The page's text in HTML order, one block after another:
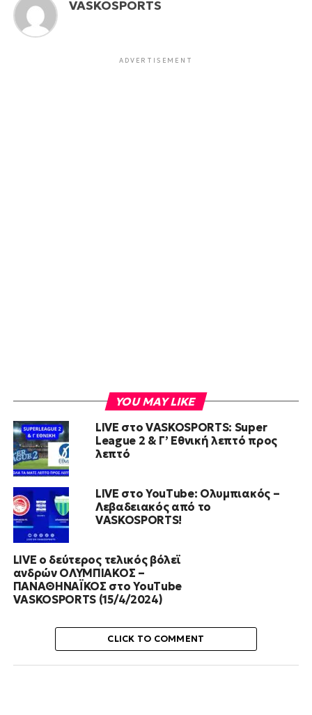
VASKOSPORTS
ADVERTISEMENT
YOU MAY LIKE
LIVE στο VASKOSPORTS: Super
League 2 & Γ’ Εθνική λεπτό προς
λεπτό
LIVE στο YouTube: Ολυμπιακός –
Λεβαδειακός από το
VASKOSPORTS!
LIVE ο δεύτερος τελικός βόλεϊ
ανδρών ΟΛΥΜΠΙΑΚΟΣ –
ΠΑΝΑΘΗΝΑΪΚΟΣ στο YouTube
VASKOSPORTS (15/4/2024)
CLICK TO COMMENT